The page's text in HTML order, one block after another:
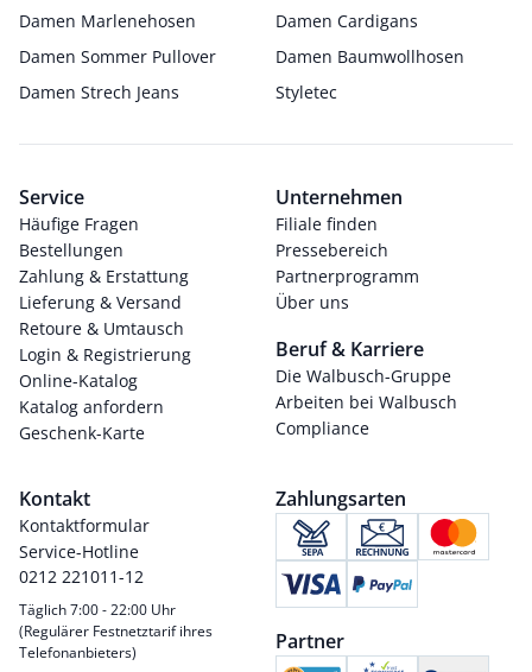
Damen Marlenehosen
Damen Cardigans
Damen Sommer Pullover
Damen Baumwollhosen
Damen Strech Jeans
Styletec
Service
Häufige Fragen
Bestellungen
Zahlung & Erstattung
Lieferung & Versand
Retoure & Umtausch
Login & Registrierung
Online-Katalog
Katalog anfordern
Geschenk-Karte
Unternehmen
Filiale finden
Pressebereich
Partnerprogramm
Über uns
Beruf & Karriere
Die Walbusch-Gruppe
Arbeiten bei Walbusch
Compliance
Kontakt
Kontaktformular
Service-Hotline
0212 221011-12
Täglich 7:00 - 22:00 Uhr
(Regulärer Festnetztarif ihres
Telefonanbieters)
Zahlungsarten
Partner